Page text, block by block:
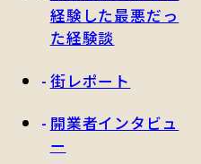
経験した最悪だっ
た経験談
街レポート
開業者インタビュ
ー